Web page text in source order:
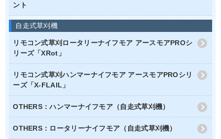
ント
自走式草刈機
リモコン式草刈ロータリーナイフモア アースモアPROシ
リーズ「XRot」
リモコン式草刈ハンマーナイフモア アースモアPROシリ
ーズ「X-FLAIL」
OTHERS：ハンマーナイフモア（自走式草刈機）
OTHERS：ロータリーナイフモア（自走式草刈機）